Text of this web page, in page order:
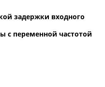
задержки входного
с переменной частотой